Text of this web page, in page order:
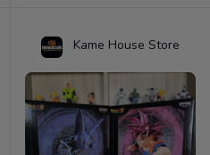
Kame House Store